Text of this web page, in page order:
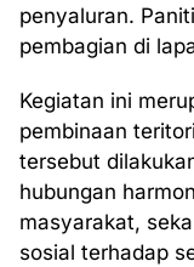
penyaluran.
pembagian di
Kegiatan ini
pembinaan
tersebut
hubungan
masyarakat,
sosial terhadap